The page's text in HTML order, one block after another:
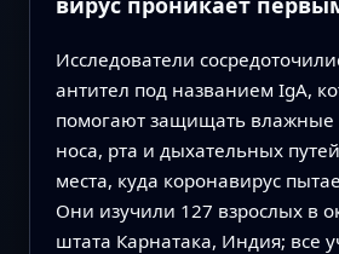
Исследователи
антител под названием IgA,
помогают защищать влажные
носа, рта и дыхательных
места, куда коронавирус
Они изучили 127 взрослых в
штата Карнатака, Индия; все